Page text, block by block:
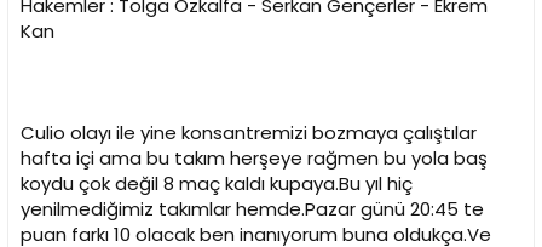
Hakemler : Tolga Özkalfa - Serkan Gençerler - Ekrem
Kan
Culio olayı ile yine konsantremizi bozmaya çalıştılar
hafta içi ama bu takım herşeye rağmen bu yola baş
koydu çok değil 8 maç kaldı kupaya.Bu yıl hiç
yenilmediğimiz takımlar hemde.Pazar günü 20:45 te
puan farkı 10 olacak ben inanıyorum buna oldukça.Ve